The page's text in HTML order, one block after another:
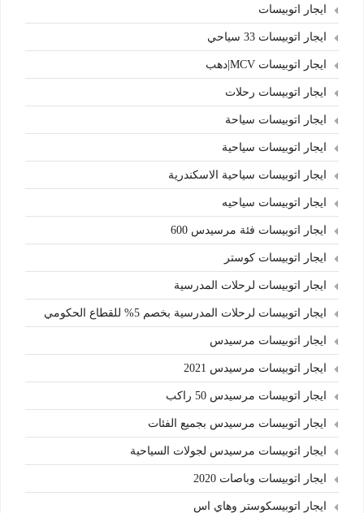
ايجار اتوبيسات
ايجار اتوبيسات 33 سياحي
ايجار اتوبيسات MCV|دهب
ايجار اتوبيسات رحلات
ايجار اتوبيسات سياحة
ايجار اتوبيسات سياحية
ايجار اتوبيسات سياحية الاسكندرية
ايجار اتوبيسات سياحيه
ايجار اتوبيسات فئة مرسيدس 600
ايجار اتوبيسات كوستر
ايجار اتوبيسات لرحلات المدرسية
ايجار اتوبيسات لرحلات المدرسية بخصم 5% للقطاع الحكومي
ايجار اتوبيسات مرسيدس
ايجار اتوبيسات مرسيدس 2021
ايجار اتوبيسات مرسيدس 50 راكب
ايجار اتوبيسات مرسيدس بجميع الفئات
ايجار اتوبيسات مرسيدس لجولات السياحية
ايجار اتوبيسات وباصات 2020
ايجار اتوبيسكوستر وهاي اس